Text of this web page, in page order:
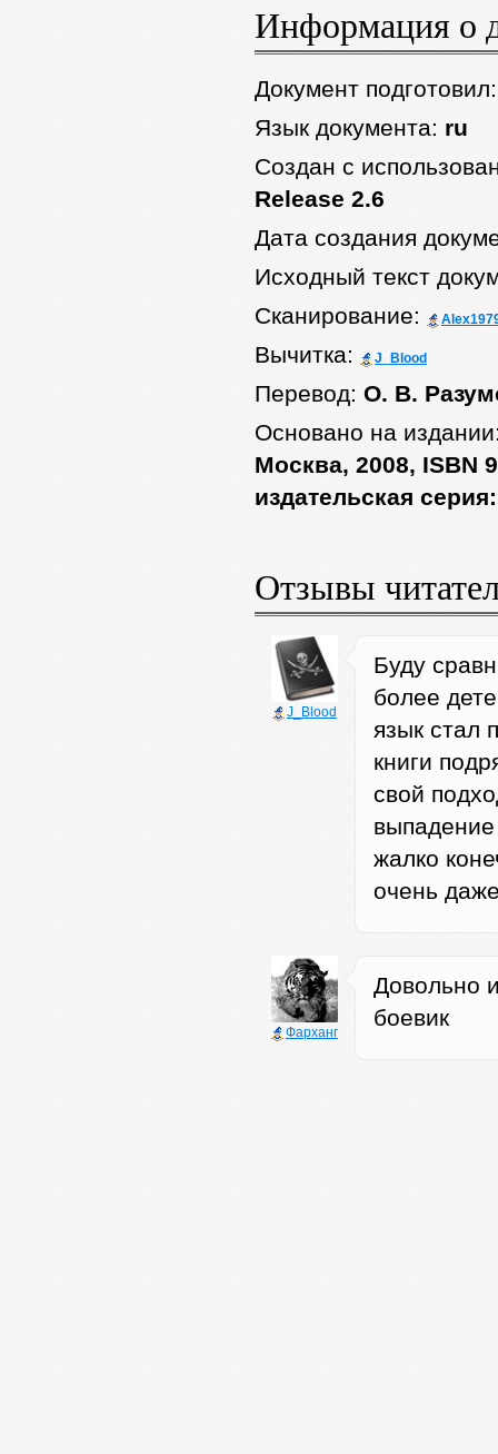
Информация о
Документ
Язык документа: ru
Создан с
Release 2.6
Дата создания
Исходный текст
Сканирование:
Вычитка: J_Blood
Перевод: О. В.
Основано на
Москва, 2008, ISBN
издательская
Отзывы
J_Blood
Буду
более
язык стал
книги
свой
жалко
очень
Фарханг
Довольно
боевик